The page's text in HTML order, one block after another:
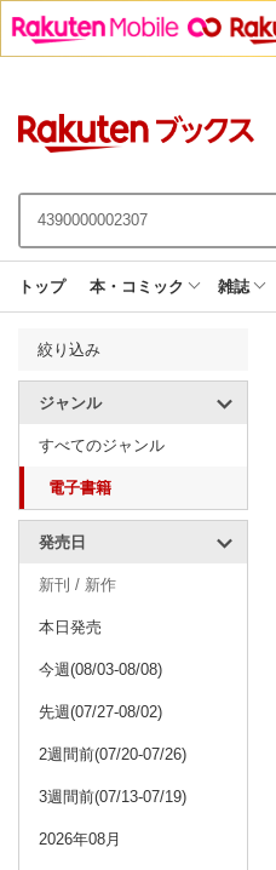
トップ 本・コミック 雑誌
絞り込み
ジャンル
すべてのジャンル
電子書籍
発売日
新刊 / 新作
本日発売
今週(08/03-08/08)
先週(07/27-08/02)
2週間前(07/20-07/26)
3週間前(07/13-07/19)
2026年08月